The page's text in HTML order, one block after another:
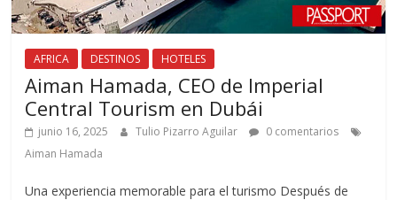
AFRICA DESTINOS HOTELES
Aiman Hamada, CEO de Imperial
Central Tourism en Dubái
junio 16, 2025 Tulio Pizarro Aguilar
0 comentarios
Aiman Hamada
Una experiencia memorable para el turismo Después de